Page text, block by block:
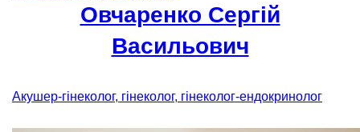
Овчаренко Сергій
Васильович
Акушер-гінеколог, гінеколог, гінеколог-ендокринолог